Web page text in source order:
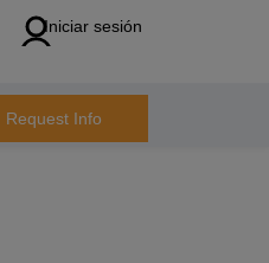
Iniciar sesión
Request Info